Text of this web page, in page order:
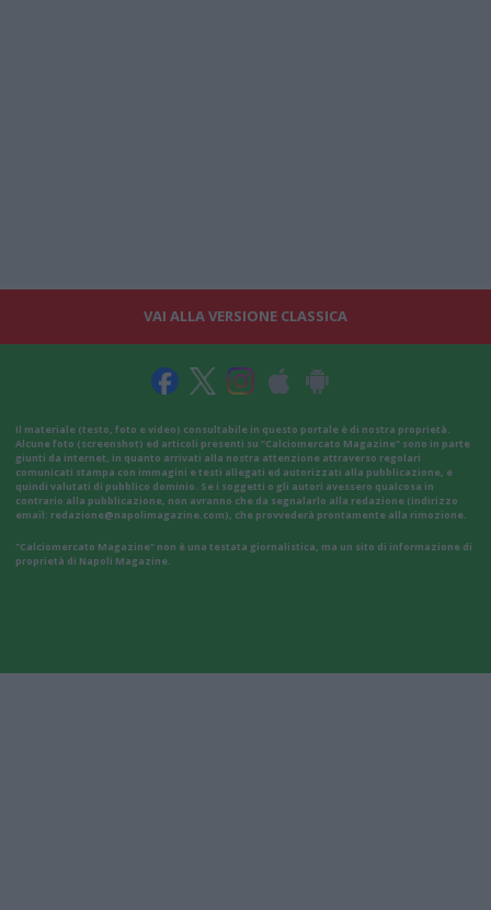
VAI ALLA VERSIONE CLASSICA
Il materiale (testo, foto e video) consultabile in questo portale è di nostra proprietà.
Alcune foto (screenshot) ed articoli presenti su "Calciomercato Magazine" sono in parte
giunti da internet, in quanto arrivati alla nostra attenzione attraverso regolari
comunicati stampa con immagini e testi allegati ed autorizzati alla pubblicazione, e
quindi valutati di pubblico dominio. Se i soggetti o gli autori avessero qualcosa in
contrario alla pubblicazione, non avranno che da segnalarlo alla redazione (indirizzo
email: redazione@napolimagazine.com), che provvederà prontamente alla rimozione.
"Calciomercato Magazine" non è una testata giornalistica, ma un sito di informazione di
proprietà di Napoli Magazine.